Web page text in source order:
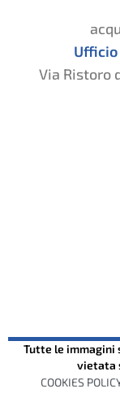
Via Ristoro
Tutte le immagini
vietata
COOKIES